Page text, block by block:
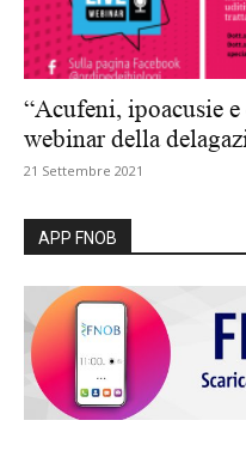
“Acufeni, ipoacusie
webinar della
21 Settembre 2021
APP FNOB